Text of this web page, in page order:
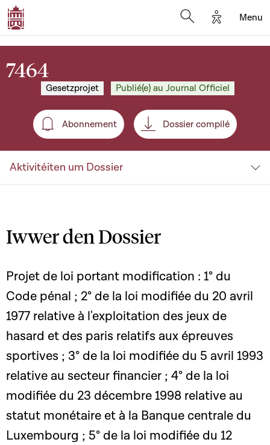
Options
Menu
7464
Gesetzprojet Publié(e) au Journal Officiel
Abonnement
Abonnement Dossier compilé
Aktivitéiten um Dossier
Iwwer den Dossier
Projet de loi portant modification : 1° du
Code pénal ; 2° de la loi modifiée du 20 avril
1977 relative à l'exploitation des jeux de
hasard et des paris relatifs aux épreuves
sportives ; 3° de la loi modifiée du 5 avril 1993
relative au secteur financier ; 4° de la loi
modifiée du 23 décembre 1998 relative au
statut monétaire et à la Banque centrale du
Luxembourg ; 5° de la loi modifiée du 12